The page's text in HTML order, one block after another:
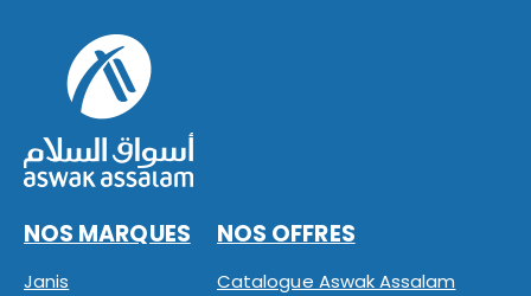
NOS MARQUES
Janis
NOS OFFRES
Catalogue Aswak Assalam